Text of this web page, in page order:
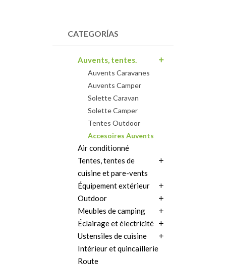
CATEGORÍAS
Auvents, tentes.
Auvents Caravanes
Auvents Camper
Solette Caravan
Solette Camper
Tentes Outdoor
Accesoires Auvents
Air conditionné
Tentes, tentes de
cuisine et pare-vents
Équipement extérieur
Outdoor
Meubles de camping
Éclairage et électricité
Ustensiles de cuisine
Intérieur et quincaillerie
Route